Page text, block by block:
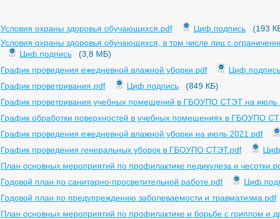
Условия охраны здоровья обучающихся.pdf Циф.подпись
(193
Условия охраны здоровья обучающихся, в том числе лиц с
Циф.подпись
(3,8 МБ)
График проведения ежедневной влажной уборки.pdf
Циф.подпись
График проветривания.pdf
Циф.подпись
(849 КБ)
График проветривания учебных помещений в ГБОУПО СТЭТ на июль
График обработки поверхностей в учебных помещениях в ГБОУПО
График проведения ежедневной влажной уборки на июль 2021.pdf
График проведения генеральных уборок в ГБОУПО СТЭТ.pdf
План основных мероприятий по профилактике педикулеза и
Годовой план по санитарно-просветительной работе.pdf
Годовой план по предупреждению заболеваемости и травматизма.pdf
План основных мероприятий по профилактике и борьбе с гриппом и